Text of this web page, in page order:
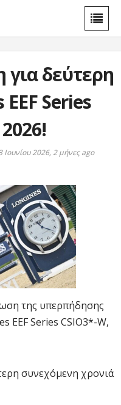
για δεύτερη
Series
Ιουνίου 2026, 2 μήνες ago
της υπερπήδησης
EEF Series CSIO3*-W,
συνεχόμενη χρονιά